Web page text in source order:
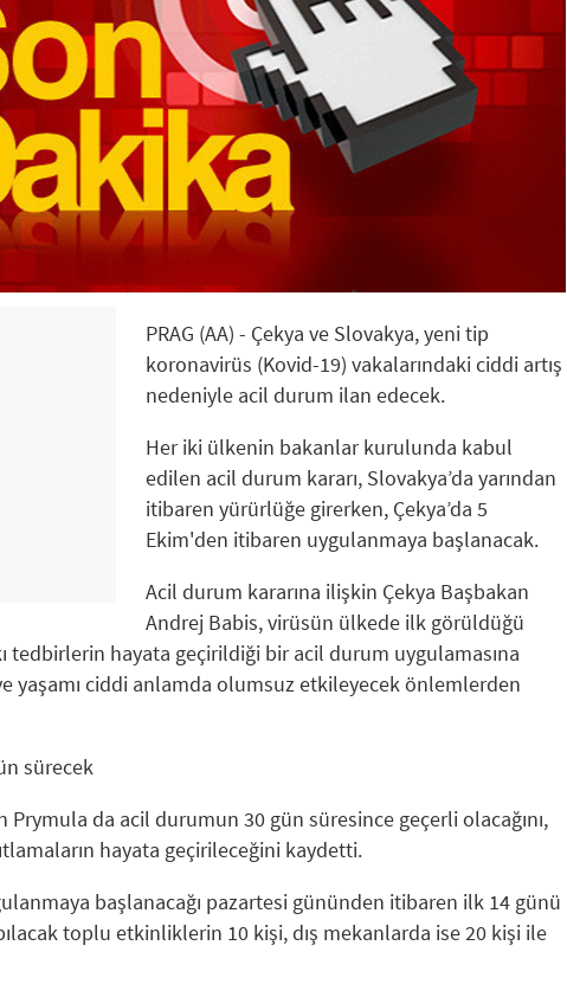
PRAG (AA) - Çekya ve Slovakya, yeni tip
koronavirüs (Kovid-19) vakalarındaki ciddi artış
nedeniyle acil durum ilan edecek.
Her iki ülkenin bakanlar kurulunda kabul
edilen acil durum kararı, Slovakya’da yarından
itibaren yürürlüğe girerken, Çekya’da 5
Ekim'den itibaren uygulanmaya başlanacak.
Acil durum kararına ilişkin Çekya Başbakan
Andrej Babis, virüsün ülkede ilk görüldüğü
tedbirlerin hayata geçirildiği bir acil durum uygulamasına
yaşamı ciddi anlamda olumsuz etkileyecek önlemlerden
sürecek
Prymula da acil durumun 30 gün süresince geçerli olacağını,
hayata geçirileceğini kaydetti.
başlanacağı pazartesi gününden itibaren ilk 14 günü
toplu etkinliklerin 10 kişi, dış mekanlarda ise 20 kişi ile